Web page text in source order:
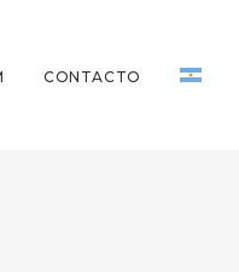
CONTACTO